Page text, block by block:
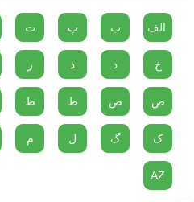
الف ب پ ت
خ د ذ ر
ص ض ط ظ
ک گ ل م
AZ